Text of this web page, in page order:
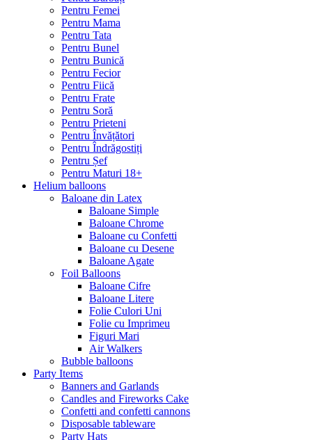
Pentru Femei
Pentru Mama
Pentru Tata
Pentru Bunel
Pentru Bunică
Pentru Fecior
Pentru Fiică
Pentru Frate
Pentru Soră
Pentru Prieteni
Pentru Învățători
Pentru Îndrăgostiți
Pentru Șef
Pentru Maturi 18+
Helium balloons
Baloane din Latex
Baloane Simple
Baloane Chrome
Baloane cu Confetti
Baloane cu Desene
Baloane Agate
Foil Balloons
Baloane Cifre
Baloane Litere
Folie Culori Uni
Folie cu Imprimeu
Figuri Mari
Air Walkers
Bubble balloons
Party Items
Banners and Garlands
Candles and Fireworks Cake
Confetti and confetti cannons
Disposable tableware
Party Hats